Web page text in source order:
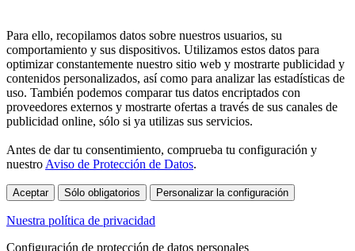
Para ello, recopilamos datos sobre nuestros usuarios, su
comportamiento y sus dispositivos. Utilizamos estos datos para
optimizar constantemente nuestro sitio web y mostrarte publicidad y
contenidos personalizados, así como para analizar las estadísticas de
uso. También podemos comparar tus datos encriptados con
proveedores externos y mostrarte ofertas a través de sus canales de
publicidad online, sólo si ya utilizas sus servicios.
Antes de dar tu consentimiento, comprueba tu configuración y
nuestro Aviso de Protección de Datos.
Aceptar Sólo obligatorios Personalizar la configuración
Nuestra política de privacidad
Configuración de protección de datos personales